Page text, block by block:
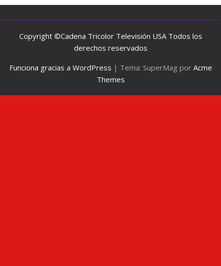
Copyright ©Cadena Tricolor Televisión USA Todos los
derechos reservados
Funciona gracias a WordPress | Tema: SuperMag por Acme
Themes